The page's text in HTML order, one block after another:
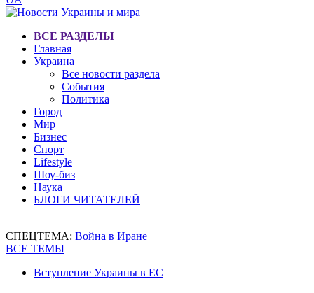
ВСЕ РАЗДЕЛЫ
Главная
Украина
Все новости раздела
События
Политика
Город
Мир
Бизнес
Спорт
Lifestyle
Шоу-биз
Наука
БЛОГИ ЧИТАТЕЛЕЙ
СПЕЦТЕМА: Война в Иране
ВСЕ ТЕМЫ
Вступление Украины в ЕС